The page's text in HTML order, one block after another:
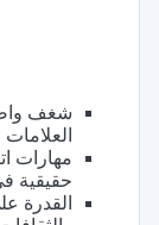
شغف
العلامات
مهارات
حقيقية
القدرة